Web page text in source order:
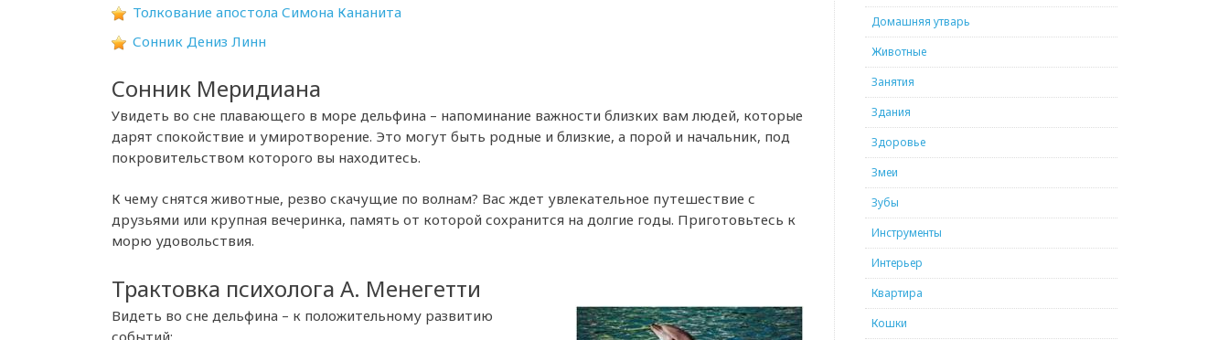
Толкование апостола Симона Кананита
Сонник Дениз Линн
Сонник Меридиана
Увидеть во сне плавающего в море дельфина – напоминание важности близких вам людей, которые
дарят спокойствие и умиротворение. Это могут быть родные и близкие, а порой и начальник, под
покровительством которого вы находитесь.
К чему снятся животные, резво скачущие по волнам? Вас ждет увлекательное путешествие с
друзьями или крупная вечеринка, память от которой сохранится на долгие годы. Приготовьтесь к
морю удовольствия.
Трактовка психолога А. Менегетти
Видеть во сне дельфина – к положительному развитию
событий:
Домашняя утварь
Животные
Занятия
Здания
Здоровье
Змеи
Зубы
Инструменты
Интерьер
Квартира
Кошки